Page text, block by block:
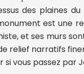
des plaines
est une
et ses murs
relief narratifs
si vous passez par